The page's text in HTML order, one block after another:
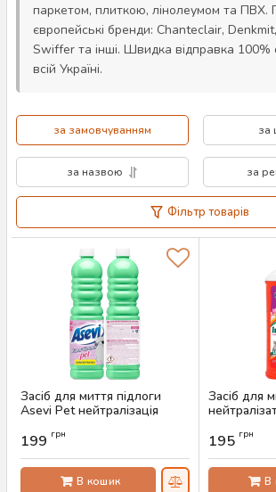
паркетом, плиткою, лінолеумом та ПВХ.
європейські бренди: Chanteclair,
Swiffer та інші. Швидка відправка 100%
всій Україні.
за замовчуванням за
за назвою за
Фільтр товарів
Засіб для миття підлоги
Asevi Pet нейтралізація
Артикул:
199 грн
В кошик
Засіб для
Артикул:
195 грн
В